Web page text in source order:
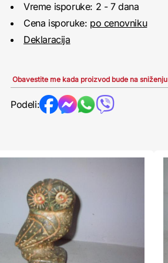
Vreme isporuke: 2 - 7 dana
Cena isporuke: po cenovniku
Deklaracija
Obavestite me kada proizvod bude na sniženju
Podeli: